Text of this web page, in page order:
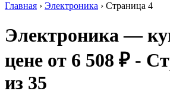
Главная › Электроника › Страница 4
Электроника —
цене от 6 508 ₽ -
из 35